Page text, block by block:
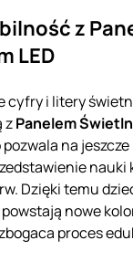
z
LED
cyfry i litery
zPanelem
pozwala na
nauki
Dzięki temu
nowe
proces